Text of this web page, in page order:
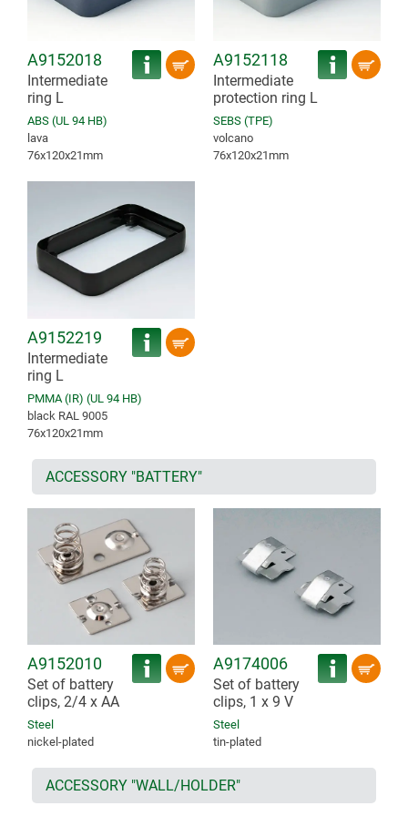
A9152018
Intermediate
ring L
ABS (UL 94 HB)
lava
76x120x21mm
A9152118
Intermediate
protection ring L
SEBS (TPE)
volcano
76x120x21mm
A9152219
Intermediate
ring L
PMMA (IR) (UL 94 HB)
black RAL 9005
76x120x21mm
ACCESSORY "BATTERY"
A9152010
Set of battery
clips, 2/4 x AA
Steel
nickel-plated
A9174006
Set of battery
clips, 1 x 9 V
Steel
tin-plated
ACCESSORY "WALL/HOLDER"